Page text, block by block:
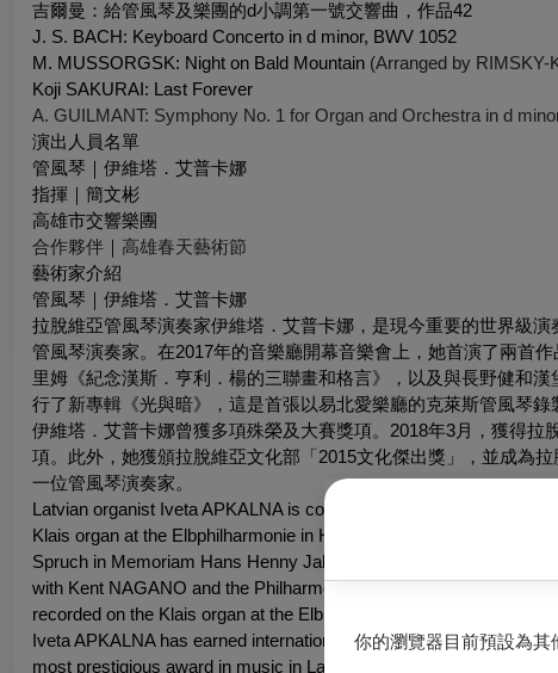
你的瀏覽器目前預設為其
吉爾曼：給管風琴及樂團的d小調第一號交響曲，作品42
J. S. BACH: Keyboard Concerto in d minor, BWV 1052
M. MUSSORGSK: Night on Bald Mountain (Arranged by RIMSKY-
Koji SAKURAI: Last Forever
A. GUILMANT: Symphony No. 1 for Organ and Orchestra in d
演出人員名單
管風琴｜伊維塔．艾普卡娜
指揮｜簡文彬
高雄市交響樂團
合作夥伴 ｜ 高雄春天藝術節
藝術家介紹
管風琴｜伊維塔．艾普卡娜
拉脫維亞管風琴演奏家伊維塔．艾普卡娜，是現今重要的世界級
管風琴演奏家。在2017年的音樂廳開幕音樂會上，她首演了兩首
里姆《紀念漢斯．亨利．楊的三聯畫和格言》，以及與長野健和
行了新專輯《光與暗》，這是首張以易北愛樂廳的克萊斯管風琴錄
伊維塔．艾普卡娜曾獲多項殊榮及大賽獎項。2018年3月，獲得
項。此外，她獲頒拉脫維亞文化部「2015文化傑出獎」，並成為
一位管風琴演奏家。
Latvian organist Iveta APKALNA is considered one of the leading
Klais organ at the Elbphilharmonie in Hamburg, Germany. The
Spruch in Memoriam Hans Henny Jahnn with Thomas
with Kent NAGANO and the Philharmonic State Orchestra
recorded on the Klais organ at the Elbphilharmonie, produced by the
Iveta APKALNA has earned international recognition for honours
most prestigious award in music in Latvia, in the categories